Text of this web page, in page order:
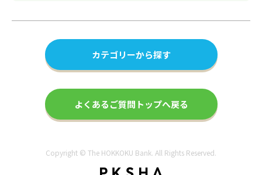
カテゴリーから探す
よくあるご質問トップへ戻る
Copyright © The HOKKOKU Bank. All Rights Reserved.